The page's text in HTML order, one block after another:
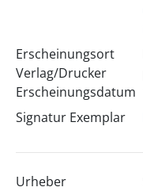
Erscheinungsort
Verlag/Drucker
Erscheinungsdatum
Signatur Exemplar
Urheber